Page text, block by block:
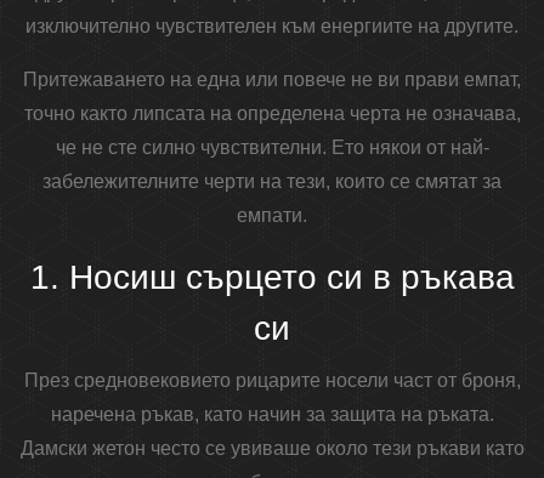
изключително чувствителен към енергиите на другите.
Притежаването на една или повече не ви прави емпат,
точно както липсата на определена черта не означава,
че не сте силно чувствителни. Ето някои от най-
забележителните черти на тези, които се смятат за
емпати.
1. Носиш сърцето си в ръкава
си
През средновековието рицарите носели част от броня,
наречена ръкав, като начин за защита на ръката.
Дамски жетон често се увиваше около тези ръкави като